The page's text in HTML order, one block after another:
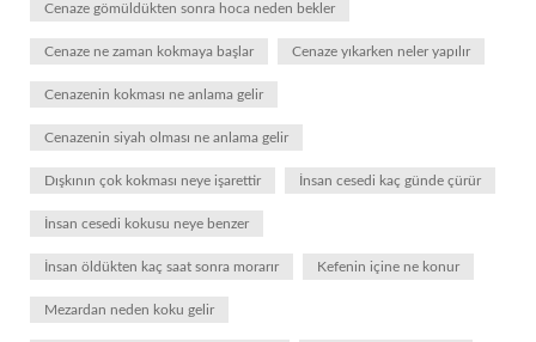
Cenaze gömüldükten sonra hoca neden bekler
Cenaze ne zaman kokmaya başlar Cenaze yıkarken neler yapılır
Cenazenin kokması ne anlama gelir
Cenazenin siyah olması ne anlama gelir
Dışkının çok kokması neye işarettir İnsan cesedi kaç günde çürür
İnsan cesedi kokusu neye benzer
İnsan öldükten kaç saat sonra morarır Kefenin içine ne konur
Mezardan neden koku gelir